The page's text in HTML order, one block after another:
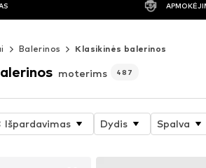
Balerinos Klasikinės balerinos
moterims 487
Išpardavimas Dydis Spalva